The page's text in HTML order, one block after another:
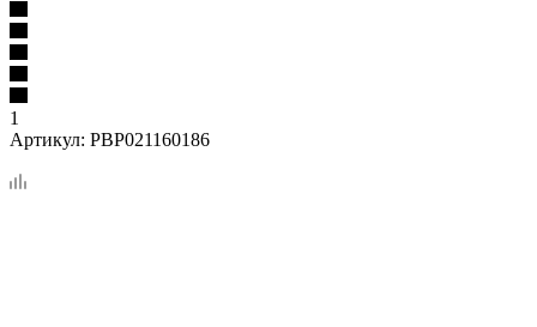
1
Артикул: PBP021160186